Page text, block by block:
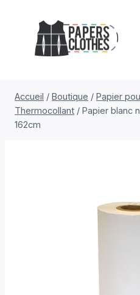
contenu
Accueil / Boutique / Papier
Thermocollant / Papier blanc
162cm